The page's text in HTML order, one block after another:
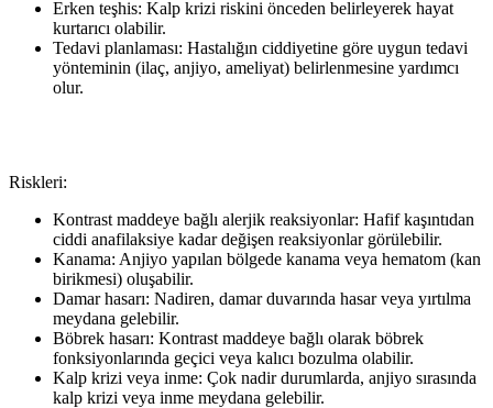
Erken teşhis: Kalp krizi riskini önceden belirleyerek hayat
kurtarıcı olabilir.
Tedavi planlaması: Hastalığın ciddiyetine göre uygun tedavi
yönteminin (ilaç, anjiyo, ameliyat) belirlenmesine yardımcı
olur.
Riskleri:
Kontrast maddeye bağlı alerjik reaksiyonlar: Hafif kaşıntıdan
ciddi anafilaksiye kadar değişen reaksiyonlar görülebilir.
Kanama: Anjiyo yapılan bölgede kanama veya hematom (kan
birikmesi) oluşabilir.
Damar hasarı: Nadiren, damar duvarında hasar veya yırtılma
meydana gelebilir.
Böbrek hasarı: Kontrast maddeye bağlı olarak böbrek
fonksiyonlarında geçici veya kalıcı bozulma olabilir.
Kalp krizi veya inme: Çok nadir durumlarda, anjiyo sırasında
kalp krizi veya inme meydana gelebilir.